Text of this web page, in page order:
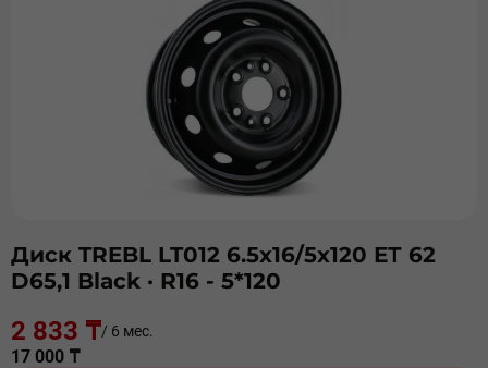
Диск TREBL LT012 6.5х16/5х120 ЕТ 62
D65,1 Black · R16 - 5*120
2 833 ₸/ 6 мес.
17 000 ₸